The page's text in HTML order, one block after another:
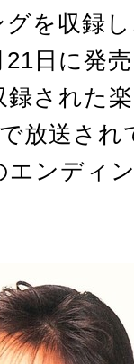
を収録
日に発
された
放送され
エンディ